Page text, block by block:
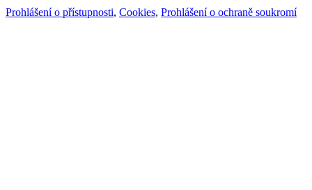
Prohlášení o přístupnosti, Cookies, Prohlášení o ochraně soukromí